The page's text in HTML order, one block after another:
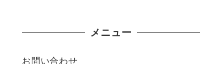
メニュー
お問い合わせ